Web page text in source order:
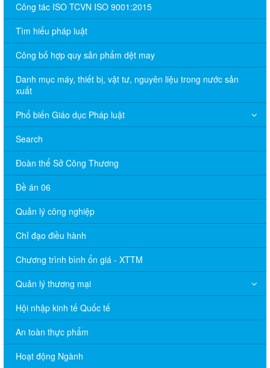
Công tác ISO TCVN ISO 9001:2015
Tìm hiểu pháp luật
Công bố hợp quy sản phẩm dệt may
Danh mục máy, thiết bị, vật tư, nguyên liệu trong nước sản
xuất
Phổ biến Giáo dục Pháp luật
Search
Đoàn thể Sở Công Thương
Đề án 06
Quản lý công nghiệp
Chỉ đạo điều hành
Chương trình bình ổn giá - XTTM
Quản lý thương mại
Hội nhập kinh tế Quốc tế
An toàn thực phẩm
Hoạt động Ngành